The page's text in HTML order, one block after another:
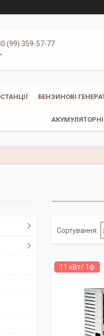
(99) 359-57-77
БЕНЗИНОВІ
АКУМУЛЯТОРНІ
11 кВт/ 1ф